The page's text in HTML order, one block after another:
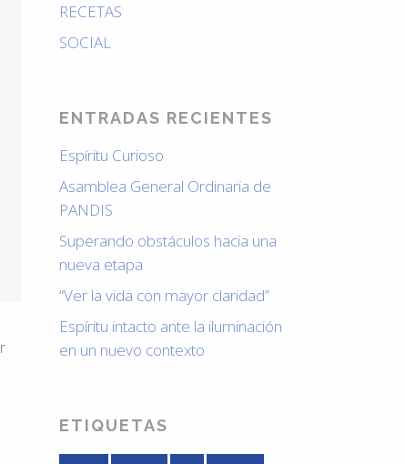
RECETAS
SOCIAL
ENTRADAS RECIENTES
Espíritu Curioso
Asamblea General Ordinaria de
PANDIS
Superando obstáculos hacia una
nueva etapa
“Ver la vida con mayor claridad”
Espíritu intacto ante la iluminación
en un nuevo contexto
ETIQUETAS